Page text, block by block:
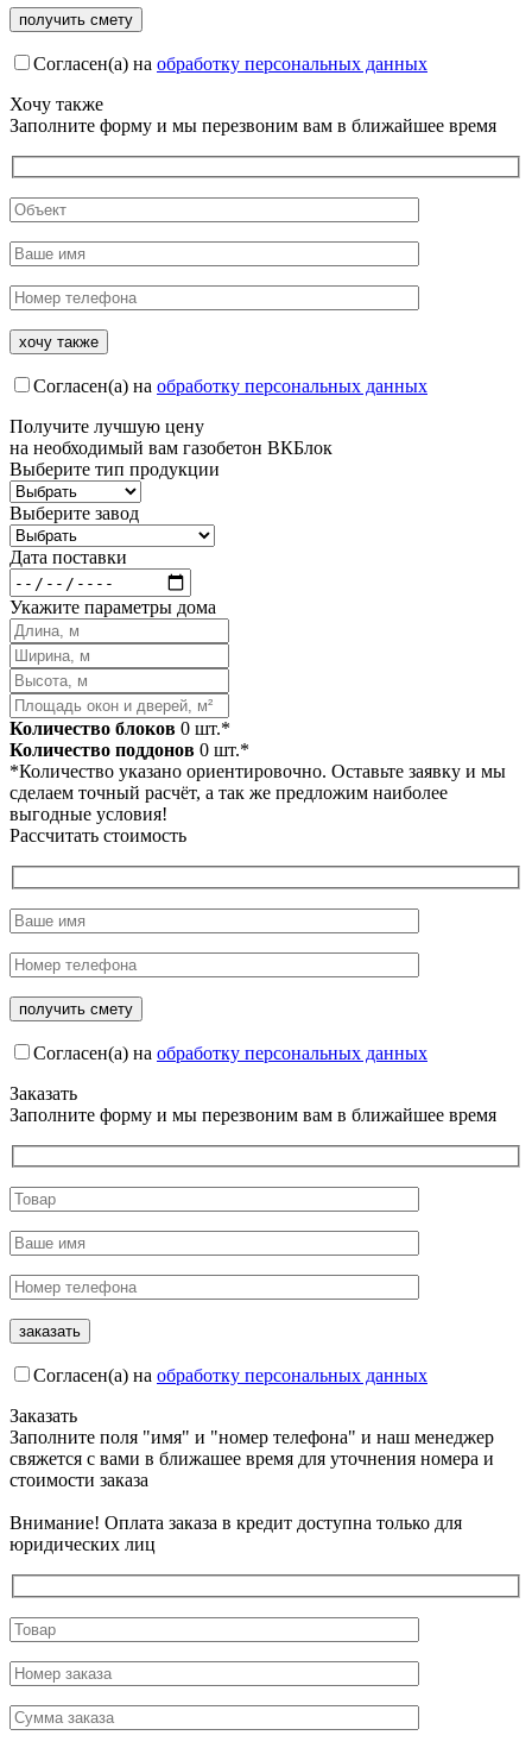
Согласен(а) на обработку персональных данных
Хочу также
Заполните форму и мы перезвоним вам в ближайшее время
Согласен(а) на обработку персональных данных
Получите лучшую цену
на необходимый вам газобетон ВКБлок
Выберите тип продукции
Выберите завод
Дата поставки
Укажите параметры дома
Количество блоков 0 шт.*
Количество поддонов 0 шт.*
*Количество указано ориентировочно. Оставьте заявку и мы
сделаем точный расчёт, а так же предложим наиболее
выгодные условия!
Рассчитать стоимость
Согласен(а) на обработку персональных данных
Заказать
Заполните форму и мы перезвоним вам в ближайшее время
Согласен(а) на обработку персональных данных
Заказать
Заполните поля "имя" и "номер телефона" и наш менеджер
свяжется с вами в ближашее время для уточнения номера и
стоимости заказа
Внимание! Оплата заказа в кредит доступна только для
юридических лиц